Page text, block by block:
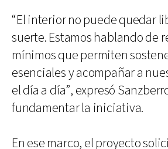
“El interior no puede quedar
suerte. Estamos hablando de
mínimos que permiten
esenciales y acompañar a
el día a día”, expresó
fundamentar la iniciativa.
En ese marco, el proyecto